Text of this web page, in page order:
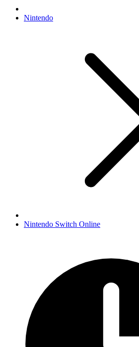
Nintendo
Nintendo Switch Online